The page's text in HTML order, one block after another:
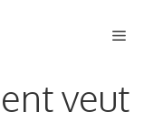
veut